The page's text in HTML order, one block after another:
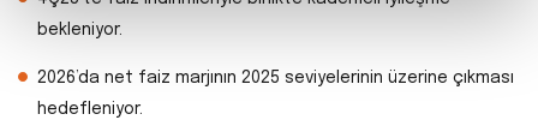
bekleniyor.
2026’da net faiz marjının 2025 seviyelerinin üzerine çıkması
hedefleniyor.